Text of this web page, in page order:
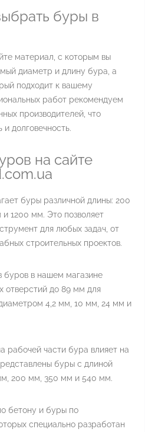
буры в
материал, с которым вы
диаметр и длину бура, а
подходит к вашему
работ рекомендуем
производителей, что
долговечность.
на сайте
буры различной длины: 200
1200 мм. Это позволяет
для любых задач, от
строительных проектов.
буров в нашем магазине
отверстий до 89 мм для
4,2 мм, 10 мм, 24 мм и
рабочей части бура влияет на
буры с длиной
200 мм, 350 мм и 540 мм.
бетону и буры по
специально разработан